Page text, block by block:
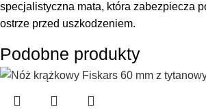
specjalistyczna mata, która zabezpiecza
ostrze przed uszkodzeniem.
Podobne produkty